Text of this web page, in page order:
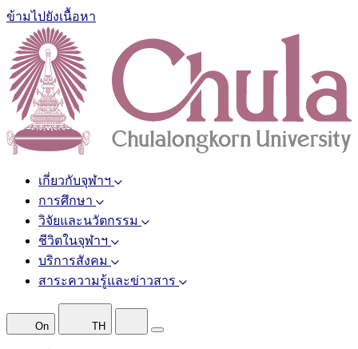
ข้ามไปยังเนื้อหา
เกี่ยวกับจุฬาฯ
การศึกษา
วิจัยและนวัตกรรม
ชีวิตในจุฬาฯ
บริการสังคม
สาระความรู้และข่าวสาร
On TH